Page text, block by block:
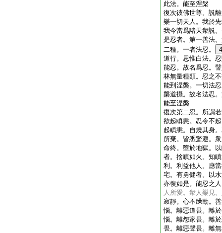
此法。能至涅槃
復次彼佛世尊。説
樂一切天人。我於
我今當爲諸天衆説
是忍者。第一善法
二種。一者法忍。
4
道行。思惟白法。
能忍。故名爲忍。
林無量種類。忍之
能到涅槃。一切法
槃道攝。故名法忍
能至涅槃
復次第二忍。所謂
欲起瞋恚。忍令不
起瞋恚。自燒其身
所棄。皆悉驚避。
命終。墮於地獄。
者。捨瞋如火。知
利。利益他人。應
宅。有勇健者。以
亦復如是。能忍之
人所愛。衆人樂見
寂靜。心不躁動。
惱。離惡道畏。離
惱。離怨家畏。離
畏。離惡聲畏。離